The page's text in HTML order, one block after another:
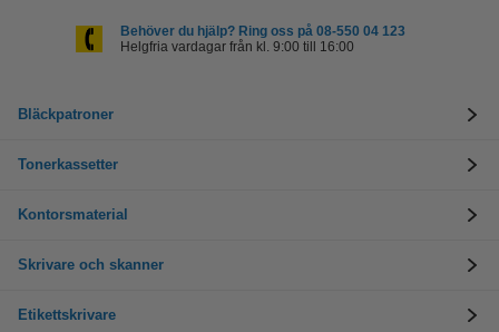
Behöver du hjälp? Ring oss på 08-550 04 123
Helgfria vardagar från kl. 9:00 till 16:00
Bläckpatroner
Tonerkassetter
Kontorsmaterial
Skrivare och skanner
Etikettskrivare